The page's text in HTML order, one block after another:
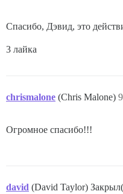
Спасибо, Дэвид, это
3 лайка
chrismalone (Chris Malone) 9
Огромное спасибо!!!
david (David Taylor)